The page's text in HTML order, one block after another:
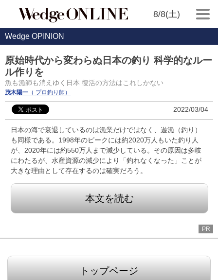
8/8(土)
Wedge OPINION
原始時代から変わらぬ日本の釣り 科学的なルー
ル作りを
魚も漁師も消えゆく日本 復活の方法はこれしかない
茂木陽一 （ プロ釣り師）
2022/03/04
日本の海で衰退しているのは漁業だけではなく、遊漁（釣り）
も同様である。1998年のピークには約2020万人もいた釣り人
が、2020年には約550万人まで減少している。その原因は多岐
にわたるが、水産資源の減少により「釣れなくなった」ことが
大きな理由として存在するのは確実だろう。
本文を読む
PR
トップページ